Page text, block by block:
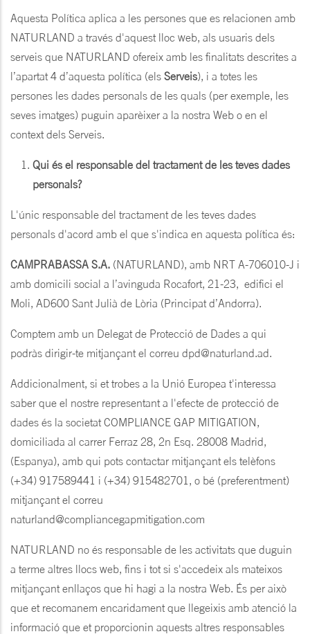
Aquesta Política aplica a les persones que es relacionen amb
NATURLAND a través d'aquest lloc web, als usuaris dels
serveis que NATURLAND ofereix amb les finalitats descrites a
l’apartat 4 d’aquesta política (els Serveis), i a totes les
persones les dades personals de les quals (per exemple, les
seves imatges) puguin aparèixer a la nostra Web o en el
context dels Serveis.
Qui és el responsable del tractament de les teves dades
personals?
L'únic responsable del tractament de les teves dades
personals d'acord amb el que s'indica en aquesta política és:
CAMPRABASSA S.A. (NATURLAND), amb NRT A-706010-J i
amb domicili social a l’avinguda Rocafort, 21-23, edifici el
Moli, AD600 Sant Julià de Lòria (Principat d’Andorra).
Comptem amb un Delegat de Protecció de Dades a qui
podràs dirigir-te mitjançant el correu dpd@naturland.ad.
Addicionalment, si et trobes a la Unió Europea t'interessa
saber que el nostre representant a l'efecte de protecció de
dades és la societat COMPLIANCE GAP MITIGATION,
domiciliada al carrer Ferraz 28, 2n Esq. 28008 Madrid,
(Espanya), amb qui pots contactar mitjançant els telèfons
(+34) 917589441 i (+34) 915482701, o bé (preferentment)
mitjançant el correu
naturland@compliancegapmitigation.com
NATURLAND no és responsable de les activitats que duguin
a terme altres llocs web, fins i tot si s'accedeix als mateixos
mitjançant enllaços que hi hagi a la nostra Web. És per això
que et recomanem encaridament que llegeixis amb atenció la
informació que et proporcionin aquests altres responsables